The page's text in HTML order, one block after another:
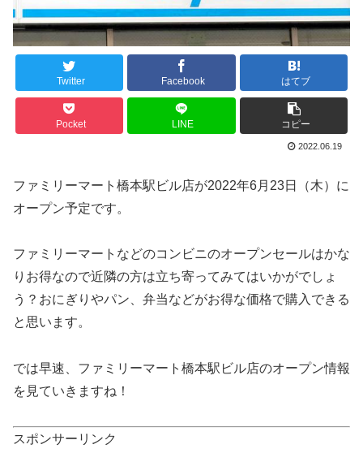
Twitter Facebook はてブ
Pocket LINE コピー
2022.06.19
ファミリーマート橋本駅ビル店が2022年6月23日（木）に
オープン予定です。
ファミリーマートなどのコンビニのオープンセールはかな
りお得なので近隣の方は立ち寄ってみてはいかがでしょ
う？おにぎりやパン、弁当などがお得な価格で購入できる
と思います。
では早速、ファミリーマート橋本駅ビル店のオープン情報
を見ていきますね！
スポンサーリンク